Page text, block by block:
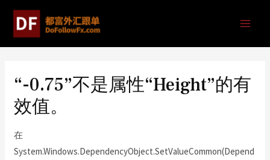
“-0.75”不是属性“Height”的有
效值。
在
System.Windows.DependencyObject.SetValueCommon(Depend